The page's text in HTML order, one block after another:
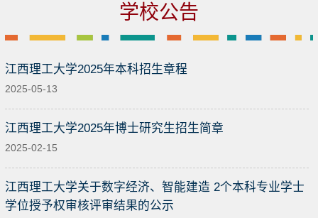
学校公告
江西理工大学2025年本科招生章程
2025-05-13
江西理工大学2025年博士研究生招生简章
2025-02-15
江西理工大学关于数字经济、智能建造 2个本科专业学士
学位授予权审核评审结果的公示